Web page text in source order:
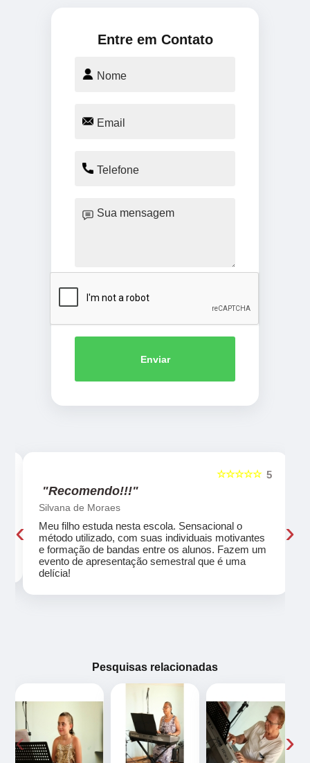
Entre em Contato
Enviar
5
☆☆☆☆☆
"Recomendo!!!"
Silvana de Moraes
Meu filho estuda nesta escola. Sensacional o
método utilizado, com suas individuais motivantes
e formação de bandas entre os alunos. Fazem um
evento de apresentação semestral que é uma
delícia!
‹ ›
Pesquisas relacionadas
‹ ›